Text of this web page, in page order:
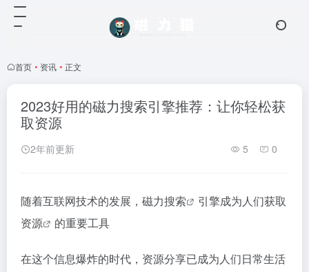
首页 • 资讯 • 正文
2023好用的磁力搜索引擎推荐：让你轻松获
取资源
2年前更新 5 0
随着互联网技术的发展， 磁力搜索
引擎成为人们获取
资源
的重要工具
在这个信息爆炸的时代，资源分享已成为人们日常生活